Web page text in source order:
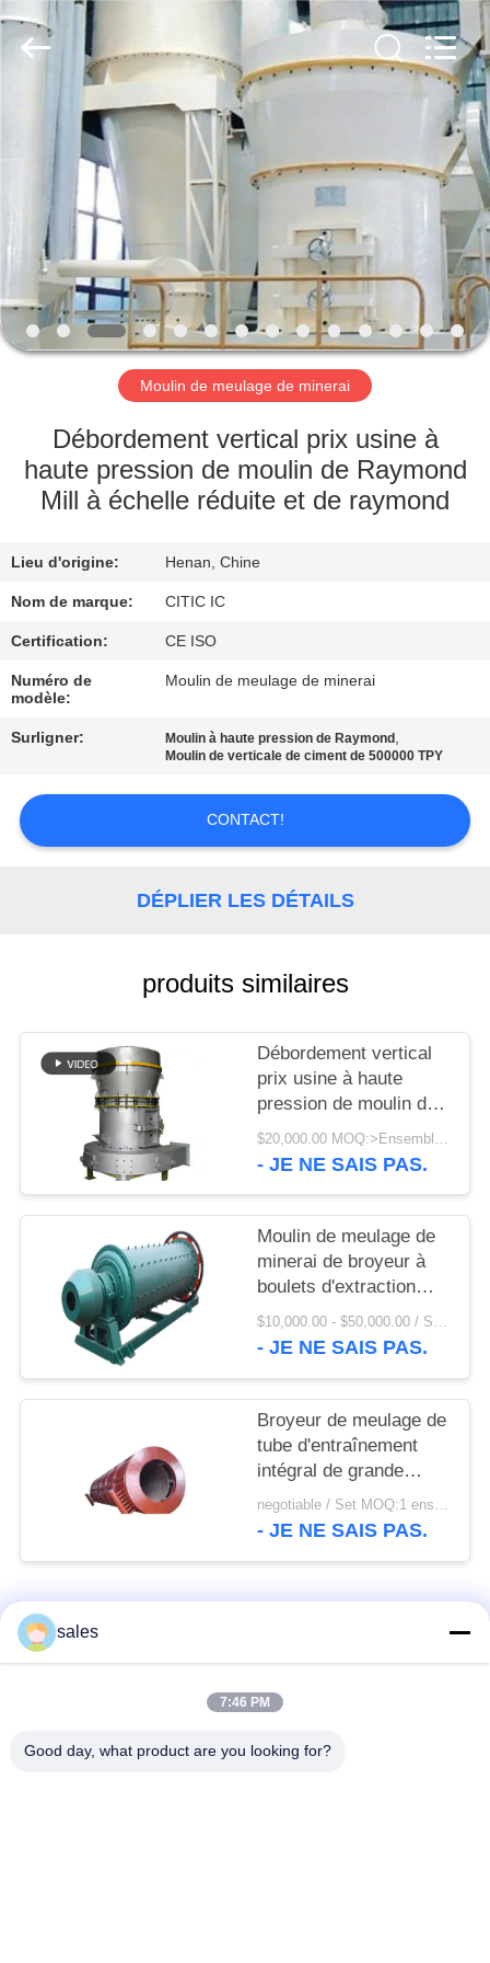
MAISON
PRODUITS
VR
SHOW
AU
NOUS
D'USINE
CONTRÔLE
DE
QUALITÉ
NOUS
NOUVELLES
CITATION
PRIVACY
POLICY
Zhongtai
Industries
CO.,LTD.
Moulin de meulage de minerai
Débordement vertical prix usine à
haute pression de moulin de Raymond
Mill à échelle réduite et de raymond
Lieu d'origine: Henan, Chine
Nom de marque: CITIC IC
Certification: CE ISO
Numéro de
modèle:
Moulin de meulage de minerai
Surligner: Moulin à haute pression de Raymond ,
Moulin de verticale de ciment de 500000 TPY
CONTACT!
DÉPLIER LES DÉTAILS
produits similaires
Débordement vertical
prix usine à haute
pression de moulin de
Raymond Mill à échelle
réduite et de raymond
$20,000.00 MOQ:>Ensembles =1
- JE NE SAIS PAS.
Moulin de meulage de
minerai de broyeur à
boulets d'extraction
continu par air 215T
économiseur d'énergie
$10,000.00 - $50,000.00 / Set MOQ:1 ensemble/ensembles
- JE NE SAIS PAS.
Broyeur de meulage de
tube d'entraînement
intégral de grande
capacité de moteur à
courant alternatif et
negotiable / Set MOQ:1 ensemble/ensembles
- JE NE SAIS PAS.
Catégories populaires
Pignon biseauté
vitesse de périmètre
Bâtis et pièces
sales
7:46 PM
Good day, what product are you looking for?